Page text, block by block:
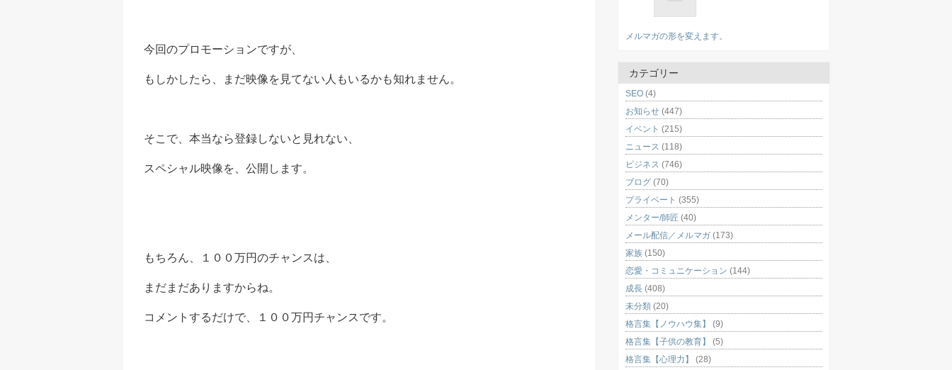
今回のプロモーションですが、
もしかしたら、まだ映像を見てない人もいるかも知れません。
そこで、本当なら登録しないと見れない、
スペシャル映像を、公開します。
もちろん、１００万円のチャンスは、
まだまだありますからね。
コメントするだけで、１００万円チャンスです。
メルマガの形を変えます。
カテゴリー
SEO (4)
お知らせ (447)
イベント (215)
ニュース (118)
ビジネス (746)
ブログ (70)
プライベート (355)
メンター/師匠 (40)
メール配信／メルマガ (173)
家族 (150)
恋愛・コミュニケーション (144)
成長 (408)
未分類 (20)
格言集【ノウハウ集】
(9)
格言集【子供の教育】
(5)
格言集【心理力】
(28)